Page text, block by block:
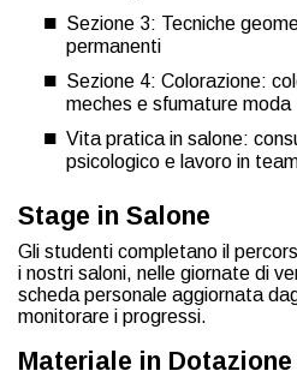
Sezione 3: Tecniche
permanenti
Sezione 4: Colorazione:
meches e sfumature moda
Vita pratica in salone:
psicologico e lavoro in
Stage in Salone
Gli studenti completano il
i nostri saloni, nelle giornate di
scheda personale aggiornata
monitorare i progressi.
Materiale in Dotazione